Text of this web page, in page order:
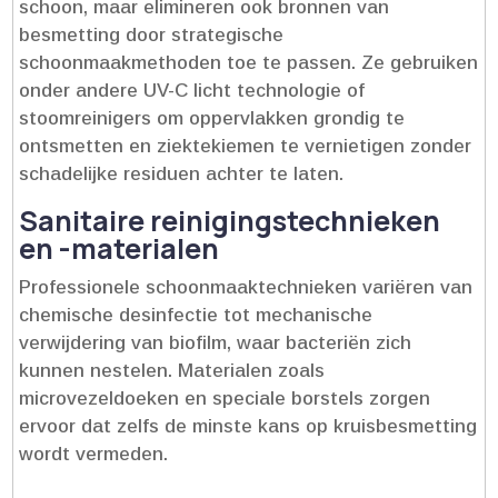
schoon, maar elimineren ook bronnen van
besmetting door strategische
schoonmaakmethoden toe te passen.​ Ze gebruiken
onder andere UV-C licht technologie of
stoomreinigers om oppervlakken grondig te
ontsmetten en ziektekiemen te vernietigen zonder
schadelijke residuen achter te laten.​
Sanitaire reinigingstechnieken
en -materialen
Professionele schoonmaaktechnieken variëren van
chemische desinfectie tot mechanische
verwijdering van biofilm, waar bacteriën zich
kunnen nestelen.​ Materialen zoals
microvezeldoeken en speciale borstels zorgen
ervoor dat zelfs de minste kans op kruisbesmetting
wordt vermeden.​